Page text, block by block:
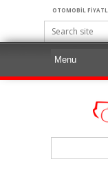
OTOMOBİL